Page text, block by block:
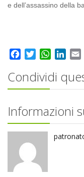
e dell’assassino della
FacebookTwitter
Condividi
Informazioni